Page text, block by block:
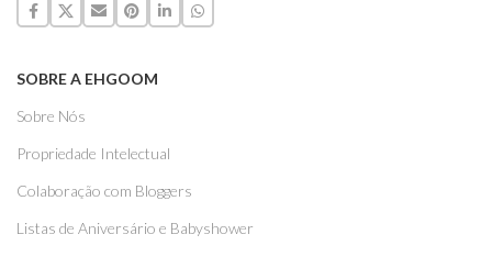
SOBRE A EHGOOM
Sobre Nós
Propriedade Intelectual
Colaboração com Bloggers
Listas de Aniversário e Babyshower